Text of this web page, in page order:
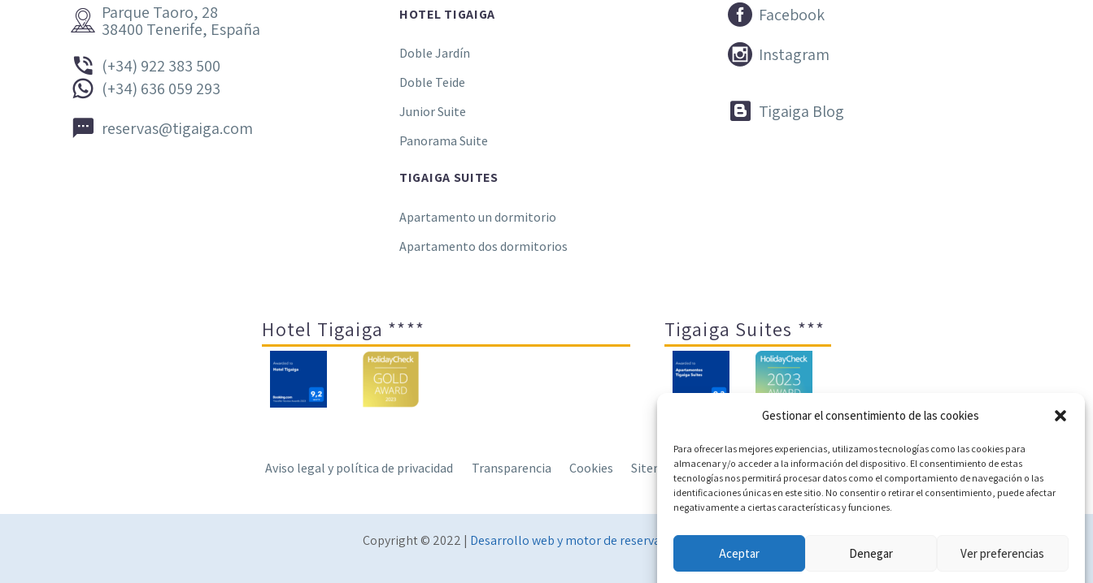
Gestionar el consentimiento de las cookies
Para ofrecer las mejores experiencias, utilizamos tecnologías como las cookies para
almacenar y/o acceder a la información del dispositivo. El consentimiento de estas
tecnologías nos permitirá procesar datos como el comportamiento de navegación o las
identificaciones únicas en este sitio. No consentir o retirar el consentimiento, puede afectar
negativamente a ciertas características y funciones.
Aceptar Denegar Ver preferencias

 Parque Taoro, 28
38400 Tenerife, España

 (+34) 922 383 500

 (+34) 636 059 293

 reservas@tigaiga.com
HOTEL TIGAIGA
Doble Jardín
Doble Teide
Junior Suite
Panorama Suite
TIGAIGA SUITES
Apartamento un dormitorio
Apartamento dos dormitorios

 Facebook

 Instagram

 Tigaiga Blog
Hotel Tigaiga **** Tigaiga Suites ***
Aviso legal y política de privacidad Transparencia Cookies Sitemap Política de cookies (UE)
Copyright © 2022 | Desarrollo web y motor de reservas Conectatec